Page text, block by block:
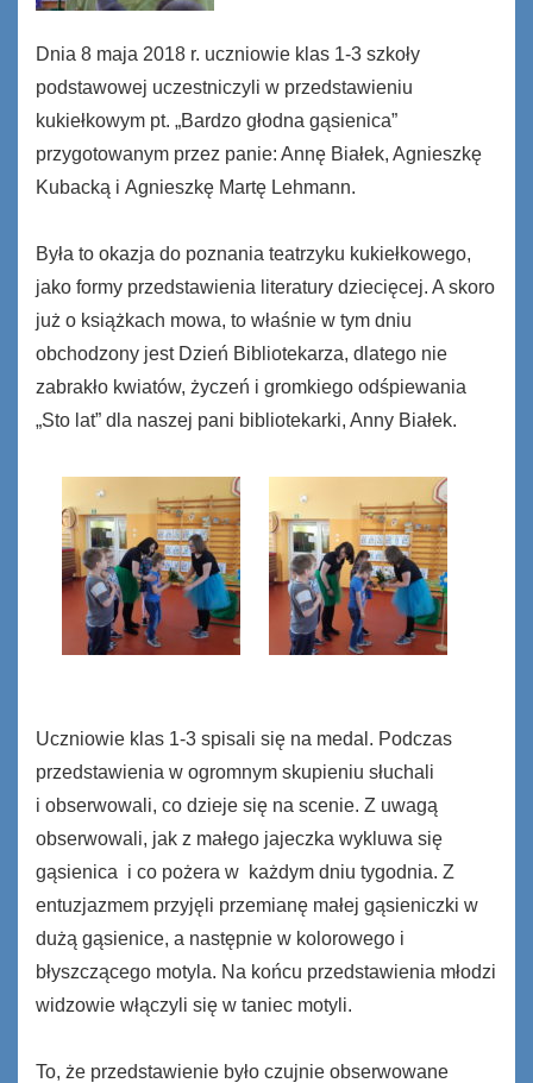
Dnia 8 maja 2018 r. uczniowie klas 1-3 szkoły
podstawowej uczestniczyli w przedstawieniu
kukiełkowym pt. „Bardzo głodna gąsienica”
przygotowanym przez panie: Annę Białek, Agnieszkę
Kubacką i Agnieszkę Martę Lehmann.
Była to okazja do poznania teatrzyku kukiełkowego,
jako formy przedstawienia literatury dziecięcej. A skoro
już o książkach mowa, to właśnie w tym dniu
obchodzony jest Dzień Bibliotekarza, dlatego nie
zabrakło kwiatów, życzeń i gromkiego odśpiewania
„Sto lat” dla naszej pani bibliotekarki, Anny Białek.
Uczniowie klas 1-3 spisali się na medal. Podczas
przedstawienia w ogromnym skupieniu słuchali
i obserwowali, co dzieje się na scenie. Z uwagą
obserwowali, jak z małego jajeczka wykluwa się
gąsienica i co pożera w każdym dniu tygodnia. Z
entuzjazmem przyjęli przemianę małej gąsieniczki w
dużą gąsienice, a następnie w kolorowego i
błyszczącego motyla. Na końcu przedstawienia młodzi
widzowie włączyli się w taniec motyli.
To, że przedstawienie było czujnie obserwowane